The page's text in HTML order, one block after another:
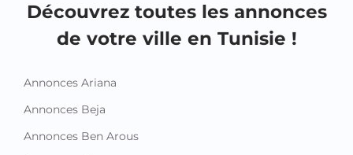
Découvrez toutes les annonces
de votre ville en Tunisie !
Annonces Ariana
Annonces Beja
Annonces Ben Arous